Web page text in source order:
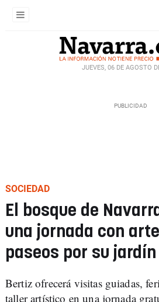
JUEVES, 06 DE AGOSTO
SOCIEDAD
El bosque de
una jornada con
paseos por su
Bertiz ofrecerá visitas guiadas,
taller artístico en una jornada